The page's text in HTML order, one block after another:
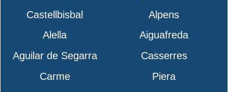
Castellbisbal
Alpens
Alella
Aiguafreda
Aguilar de Segarra
Casserres
Carme
Piera